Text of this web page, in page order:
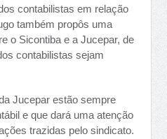
contabilistas em relação
também propôs uma
o Sicontiba e a Jucepar, de
contabilistas sejam
Jucepar estão sempre
e que dará uma atenção
trazidas pelo sindicato.